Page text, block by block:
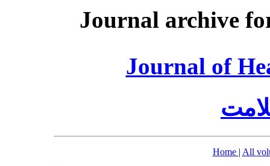
Journal archive
Journal of
Home | All